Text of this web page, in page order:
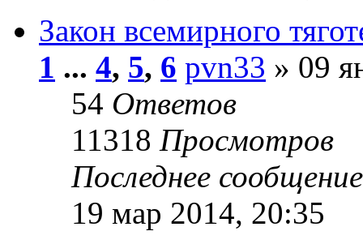
Закон всемирного
1 ... 4, 5, 6 pvn33 » 09
54 Ответов
11318 Просмотров
Последнее
19 мар 2014, 20:35